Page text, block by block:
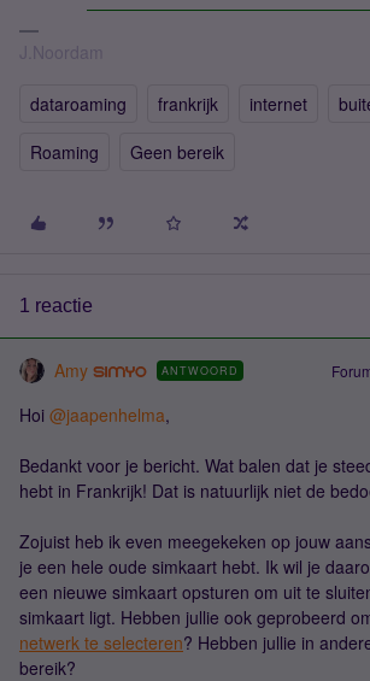
J.Noordam
dataroaming frankrijk internet
Roaming
Geen bereik
1 reactie
Amy ANTWOORD
Hoi ​ @jaapenhelma,
Bedankt voor je bericht. Wat balen dat je
hebt in Frankrijk! Dat is natuurlijk niet de
Zojuist heb ik even meegekeken op jouw
je een hele oude simkaart hebt. Ik wil je
een nieuwe simkaart opsturen om uit te
simkaart ligt. Hebben jullie ook geprobeerd
netwerk te selecteren? Hebben jullie in
bereik?